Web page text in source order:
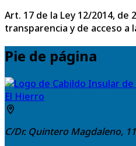
Art. 17 de la Ley 12/2014, de
transparencia y de acceso a
Pie de página
El Hierro
C/Dr. Quintero Magdaleno, 11